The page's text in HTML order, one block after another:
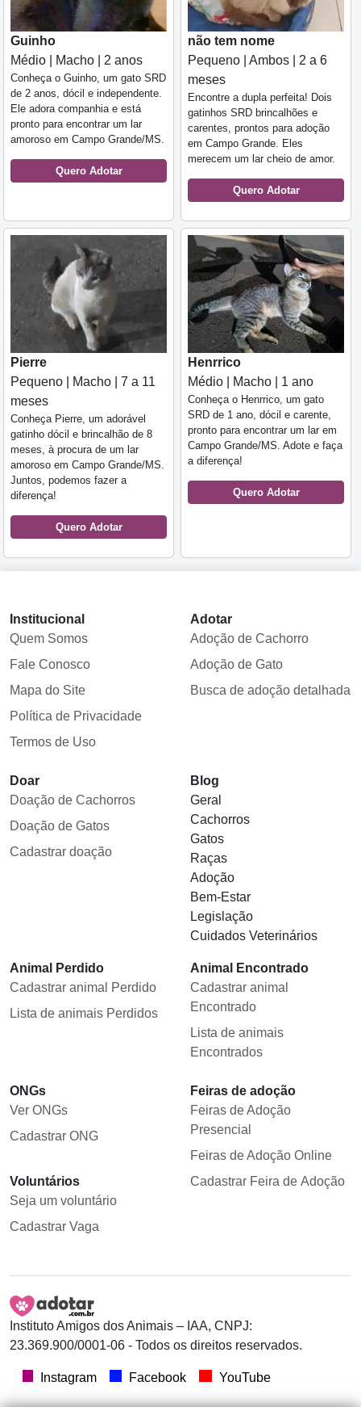
Guinho
Médio | Macho | 2 anos
Conheça o Guinho, um gato SRD
de 2 anos, dócil e independente.
Ele adora companhia e está
pronto para encontrar um lar
amoroso em Campo Grande/MS.
Quero Adotar
não tem nome
Pequeno | Ambos | 2 a 6
meses
Encontre a dupla perfeita! Dois
gatinhos SRD brincalhões e
carentes, prontos para adoção
em Campo Grande. Eles
merecem um lar cheio de amor.
Quero Adotar
Pierre
Pequeno | Macho | 7 a 11
meses
Conheça Pierre, um adorável
gatinho dócil e brincalhão de 8
meses, à procura de um lar
amoroso em Campo Grande/MS.
Juntos, podemos fazer a
diferença!
Quero Adotar
Henrrico
Médio | Macho | 1 ano
Conheça o Henrrico, um gato
SRD de 1 ano, dócil e carente,
pronto para encontrar um lar em
Campo Grande/MS. Adote e faça
a diferença!
Quero Adotar
Institucional
Quem Somos
Fale Conosco
Mapa do Site
Política de Privacidade
Termos de Uso
Adotar
Adoção de Cachorro
Adoção de Gato
Busca de adoção detalhada
Doar
Doação de Cachorros
Doação de Gatos
Cadastrar doação
Blog
Geral
Cachorros
Gatos
Raças
Adoção
Bem-Estar
Legislação
Cuidados Veterinários
Animal Perdido
Cadastrar animal Perdido
Lista de animais Perdidos
Animal Encontrado
Cadastrar animal
Encontrado
Lista de animais
Encontrados
ONGs
Ver ONGs
Cadastrar ONG
Voluntários
Seja um voluntário
Cadastrar Vaga
Feiras de adoção
Feiras de Adoção
Presencial
Feiras de Adoção Online
Cadastrar Feira de Adoção
Instituto Amigos dos Animais – IAA, CNPJ:
23.369.900/0001-06 - Todos os direitos reservados.
Instagram Facebook YouTube